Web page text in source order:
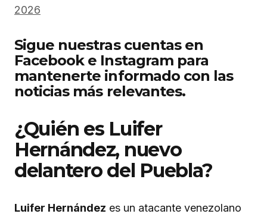
2026
Sigue nuestras cuentas en
Facebook e Instagram para
mantenerte informado con las
noticias más relevantes.
¿Quién es Luifer
Hernández, nuevo
delantero del Puebla?
Luifer Hernández es un atacante venezolano